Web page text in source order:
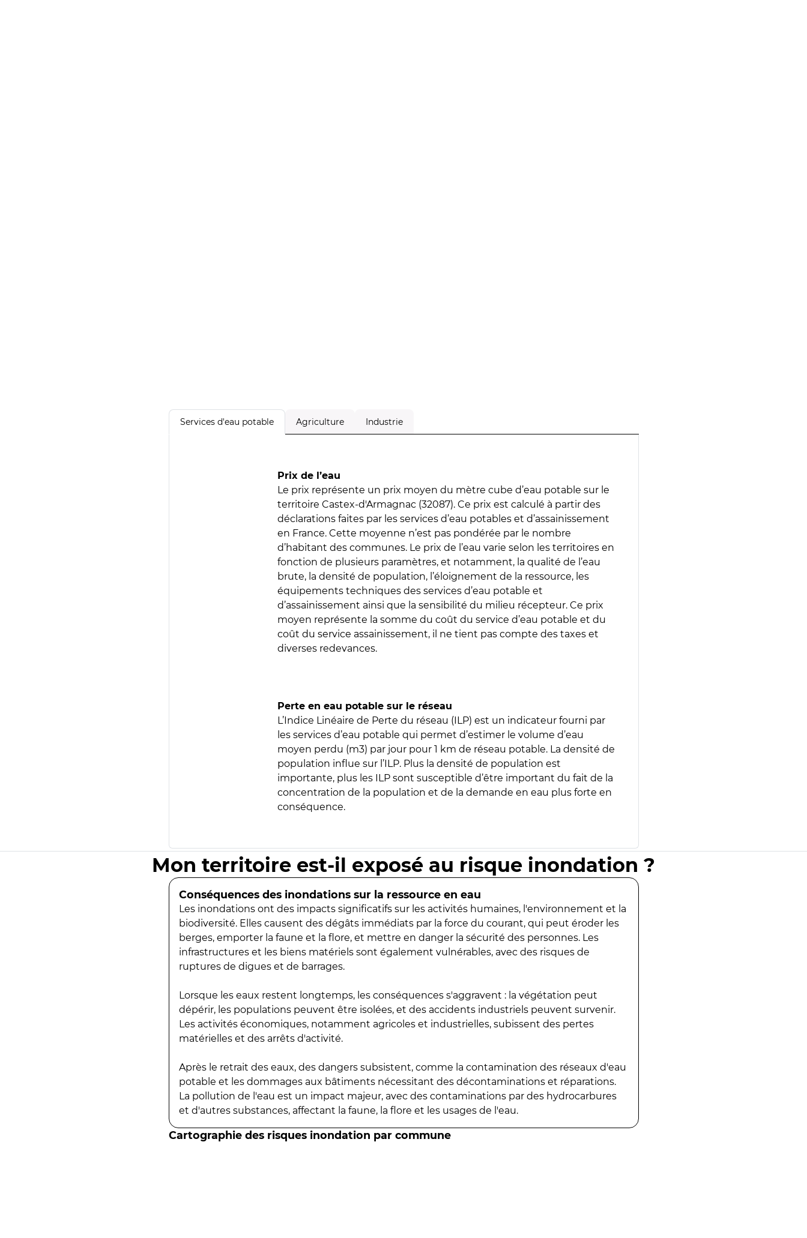
Services d'eau potable Agriculture Industrie
Prix de l’eau
Le prix représente un prix moyen du mètre cube d’eau potable sur le
territoire Castex-d'Armagnac (32087). Ce prix est calculé à partir des
déclarations faites par les services d’eau potables et d’assainissement
en France. Cette moyenne n’est pas pondérée par le nombre
d’habitant des communes. Le prix de l’eau varie selon les territoires en
fonction de plusieurs paramètres, et notamment, la qualité de l’eau
brute, la densité de population, l’éloignement de la ressource, les
équipements techniques des services d’eau potable et
d’assainissement ainsi que la sensibilité du milieu récepteur. Ce prix
moyen représente la somme du coût du service d’eau potable et du
coût du service assainissement, il ne tient pas compte des taxes et
diverses redevances.
Perte en eau potable sur le réseau
L’Indice Linéaire de Perte du réseau (ILP) est un indicateur fourni par
les services d’eau potable qui permet d’estimer le volume d’eau
moyen perdu (m3) par jour pour 1 km de réseau potable. La densité de
population influe sur l’ILP. Plus la densité de population est
importante, plus les ILP sont susceptible d’être important du fait de la
concentration de la population et de la demande en eau plus forte en
conséquence.
Mon territoire est-il exposé au risque inondation ?
Conséquences des inondations sur la ressource en eau
Les inondations ont des impacts significatifs sur les activités humaines, l'environnement et la
biodiversité. Elles causent des dégâts immédiats par la force du courant, qui peut éroder les
berges, emporter la faune et la flore, et mettre en danger la sécurité des personnes. Les
infrastructures et les biens matériels sont également vulnérables, avec des risques de
ruptures de digues et de barrages.
Lorsque les eaux restent longtemps, les conséquences s'aggravent : la végétation peut
dépérir, les populations peuvent être isolées, et des accidents industriels peuvent survenir.
Les activités économiques, notamment agricoles et industrielles, subissent des pertes
matérielles et des arrêts d'activité.
Après le retrait des eaux, des dangers subsistent, comme la contamination des réseaux d'eau
potable et les dommages aux bâtiments nécessitant des décontaminations et réparations.
La pollution de l'eau est un impact majeur, avec des contaminations par des hydrocarbures
et d'autres substances, affectant la faune, la flore et les usages de l'eau.
Cartographie des risques inondation par commune